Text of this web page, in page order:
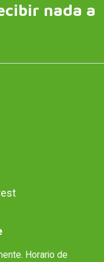
nada a
Horario de